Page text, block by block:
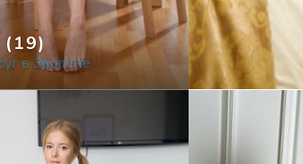
(19)
в Зволене